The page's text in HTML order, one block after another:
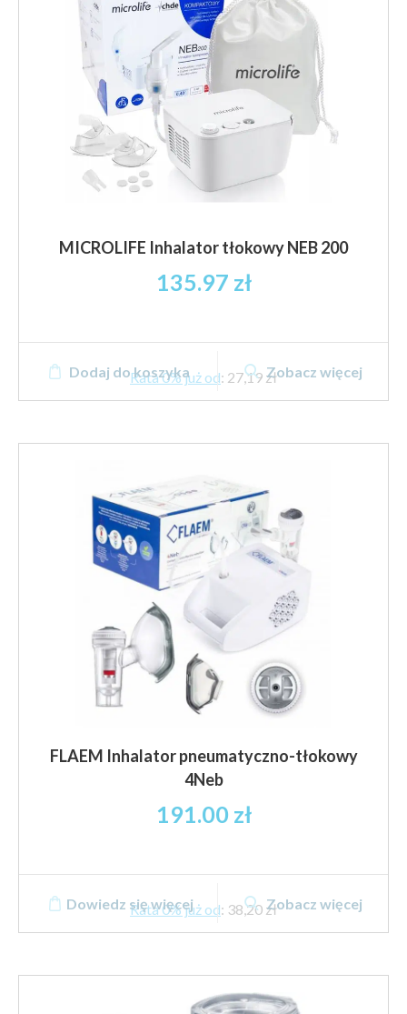
MICROLIFE Inhalator tłokowy NEB 200
135.97 zł
Rata 0% już od: 27,19 zł
Dodaj do koszyka Zobacz więcej
FLAEM Inhalator pneumatyczno-tłokowy
4Neb
191.00 zł
Rata 0% już od: 38,20 zł
Dowiedz się więcej Zobacz więcej